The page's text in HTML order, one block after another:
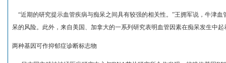
“近期的研究提示血管疾病与痴呆之间具有较强的相关性。”王拥军说，牛津
呆的风险。此外，来自美国、加拿大的一系列研究表明血管因素在痴呆发生中起
两种基因可作抑郁症诊断标志物